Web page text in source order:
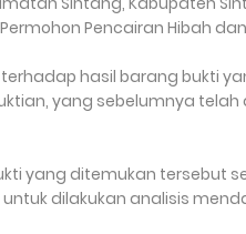
Pencairan Hibah
hasil barang bukti
yang sebelumnya
yang ditemukan tersebut
dilakukan analisis